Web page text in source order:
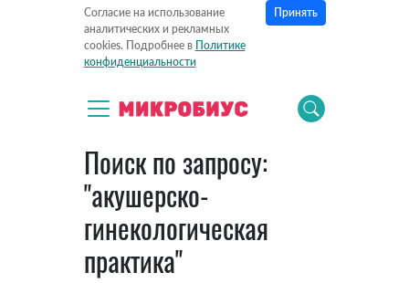
Согласие на использование
аналитических и рекламных
cookies. Подробнее в Политике
конфиденциальности
Принять
Поиск по запросу:
"акушерско-
гинекологическая
практика"